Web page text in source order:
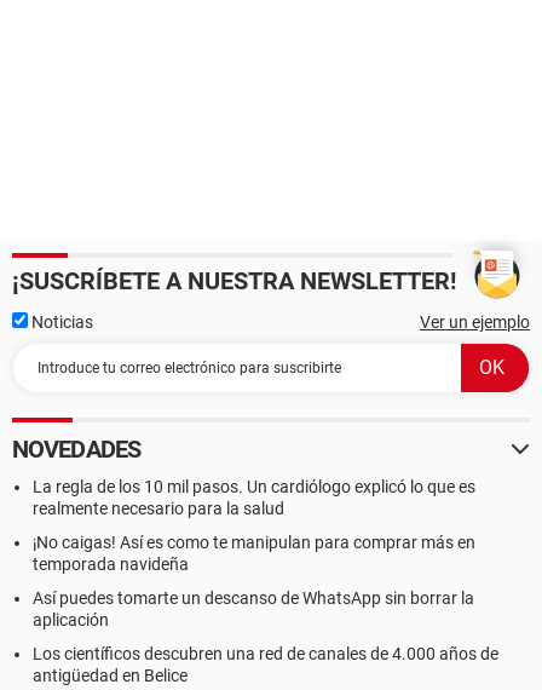
¡SUSCRÍBETE A NUESTRA NEWSLETTER!
Noticias Ver un ejemplo
NOVEDADES
La regla de los 10 mil pasos. Un cardiólogo explicó lo que es
realmente necesario para la salud
¡No caigas! Así es como te manipulan para comprar más en
temporada navideña
Así puedes tomarte un descanso de WhatsApp sin borrar la
aplicación
Los científicos descubren una red de canales de 4.000 años de
antigüedad en Belice